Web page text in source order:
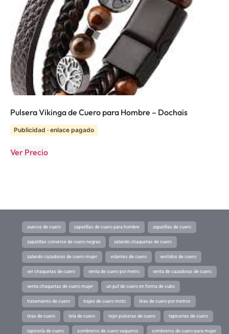
Pulsera Vikinga de Cuero para Hombre – Dochais
Publicidad · enlace pagado
Ver Precio
zuecos de cuero zapatillas de cuero para hombre zapatillas de cuero
zapatillas converse de cuero negras zalando chaquetas de cuero
zalando cazadoras de cuero mujer volantes de cuero vestidos de cuero
ver chaquetas de cuero venta de cuero por metro venta de cazadoras de cuero
venta chaquetas de cuero mujer un puf de cuero en forma de cubo
tratamiento de cuero trajes de cuero moto tiras de cuero por metros
tiras de cuero tela de cuero tejer pulseras de cuero tapicerias de cuero
tapicería de cuero sombreros de cuero vaqueros sombreros de cuero para mujer